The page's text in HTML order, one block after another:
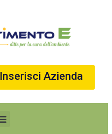
Inserisci Azienda